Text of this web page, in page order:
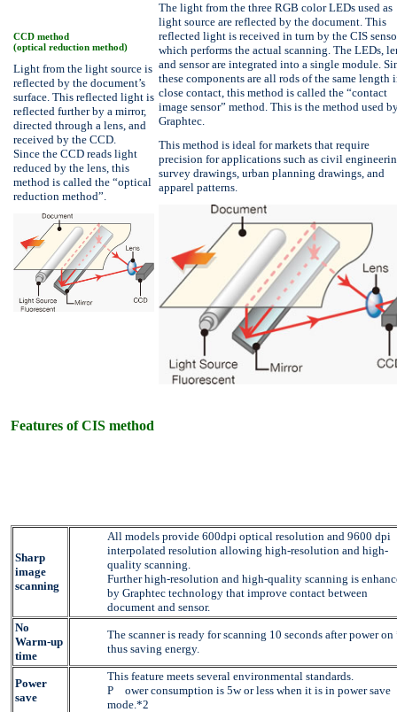
CCD method
(optical reduction method)
Light from the light source is
reflected by the document’s
surface. This reflected light is
reflected further by a mirror,
directed through a lens, and
received by the CCD.
Since the CCD reads light
reduced by the lens, this
method is called the “optical
reduction method”.
The light from the three RGB color LEDs used as
light source are reflected by the document. This
reflected light is received in turn by the CIS
which performs the actual scanning. The LEDs,
and sensor are integrated into a single module.
these components are all rods of the same length
close contact, this method is called the “contact
image sensor” method. This is the method used
Graphtec.
This method is ideal for markets that require
precision for applications such as civil
survey drawings, urban planning drawings, and
apparel patterns.
Features of CIS method
Sharp
image
scanning
All models provide 600dpi optical resolution and 9600 dpi
interpolated resolution allowing high-resolution and high-
quality scanning.
Further high-resolution and high-quality scanning is
by Graphtec technology that improve contact between
document and sensor.
No
Warm-up
time
The scanner is ready for scanning 10 seconds after power
thus saving energy.
Power
save
This feature meets several environmental standards.
P ower consumption is 5w or less when it is in power save
mode.*2